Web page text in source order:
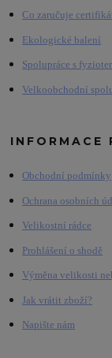
Co zaručuje
Ekologické balení
Spolupráce s
Velkoobchodní
INFORMACE
Obchodní podmínky
Ochrana osobních
Velikostní rádce
Prohlášení o shodě
Výměna velikosti
Jak vrátit zboží?
Napište nám